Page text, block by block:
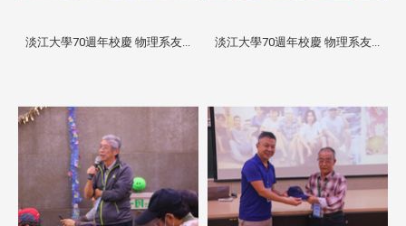
淡江大學70週年校慶 物理系友... 淡江大學70週年校慶 物理系友...